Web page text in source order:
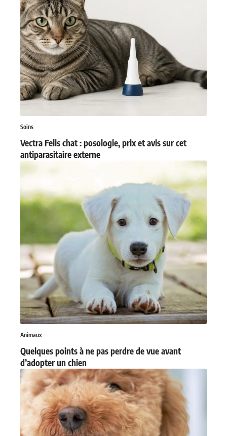
Soins
Vectra Felis chat : posologie, prix et avis sur cet
antiparasitaire externe
Animaux
Quelques points à ne pas perdre de vue avant
d’adopter un chien